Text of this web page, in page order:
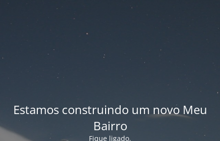
Estamos construindo um novo Meu
Bairro
Fique ligado.